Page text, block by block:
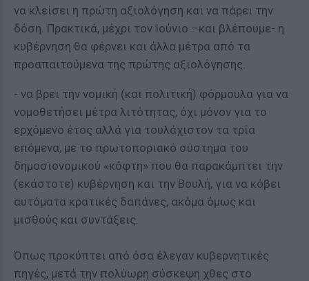
να κλείσει η πρώτη αξιολόγηση και να πάρει την
δόση. Πρακτικά, μέχρι τον Ιούνιο –και βλέπουμε- η
κυβέρνηση θα φέρνει και άλλα μέτρα από τα
προαπαιτούμενα της πρώτης αξιολόγησης.
- να βρει την νομική (και πολιτική) φόρμουλα για να
νομοθετήσει μέτρα λιτότητας, όχι μόνον για το
ερχόμενο έτος αλλά για τουλάχιστον τα τρία
επόμενα, με το πρωτοποριακό σύστημα του
δημοσιονομικού «κόφτη» που θα παρακάμπτει την
(εκάστοτε) κυβέρνηση και την Βουλή, για να κόβει
αυτόματα κρατικές δαπάνες, ακόμα όμως και
μισθούς και συντάξεις.
Όπως προκύπτει από όσα έλεγαν κυβερνητικές
πηγές, μετά την πολύωρη σύσκεψη χθες στο